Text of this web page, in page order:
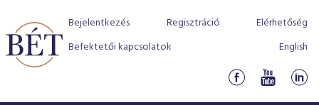
Bejelentkezés Regisztráció
Elérhetőség
Befektetői kapcsolatok
English